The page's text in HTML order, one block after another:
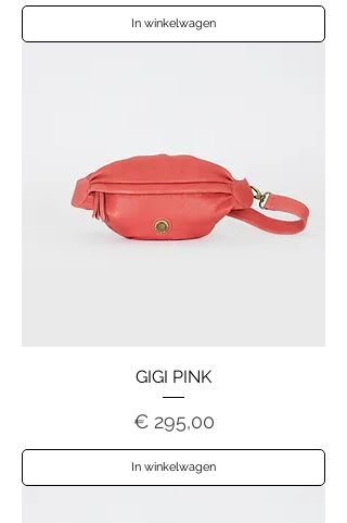
In winkelwagen
GIGI PINK
Prijs
€ 295,00
In winkelwagen